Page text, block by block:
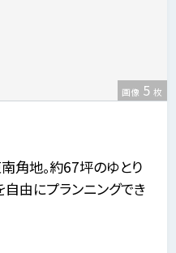
画像 5 枚
角地。約67坪のゆとり
由にプランニングでき